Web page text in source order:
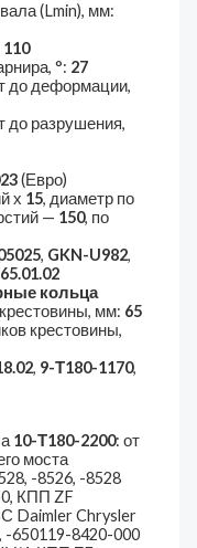
(Lmin), мм:
110
°: 27
до деформации,
до разрушения,
(Евро)
х 15, диаметр по
— 150, по
, GKN-U982,
кольца
мм: 65
крестовины,
, 9-Т180-1170,
10-Т180-2200: от
моста
-8526, -8528
КПП ZF
Daimler Chrysler
-650119-8420-000